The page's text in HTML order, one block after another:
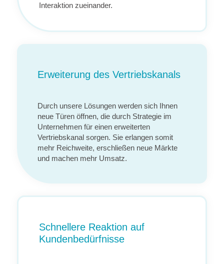
Interaktion zueinander.
Erweiterung des Vertriebskanals
Durch unsere Lösungen werden sich Ihnen
neue Türen öffnen, die durch Strategie im
Unternehmen für einen erweiterten
Vertriebskanal sorgen. Sie erlangen somit
mehr Reichweite, erschließen neue Märkte
und machen mehr Umsatz.
Schnellere Reaktion auf
Kundenbedürfnisse